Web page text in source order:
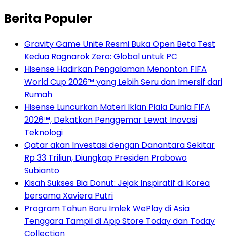
Berita Populer
Gravity Game Unite Resmi Buka Open Beta Test
Kedua Ragnarok Zero: Global untuk PC
Hisense Hadirkan Pengalaman Menonton FIFA
World Cup 2026™ yang Lebih Seru dan Imersif dari
Rumah
Hisense Luncurkan Materi Iklan Piala Dunia FIFA
2026™, Dekatkan Penggemar Lewat Inovasi
Teknologi
Qatar akan Investasi dengan Danantara Sekitar
Rp 33 Triliun, Diungkap Presiden Prabowo
Subianto
Kisah Sukses Bia Donut: Jejak Inspiratif di Korea
bersama Xaviera Putri
Program Tahun Baru Imlek WePlay di Asia
Tenggara Tampil di App Store Today dan Today
Collection